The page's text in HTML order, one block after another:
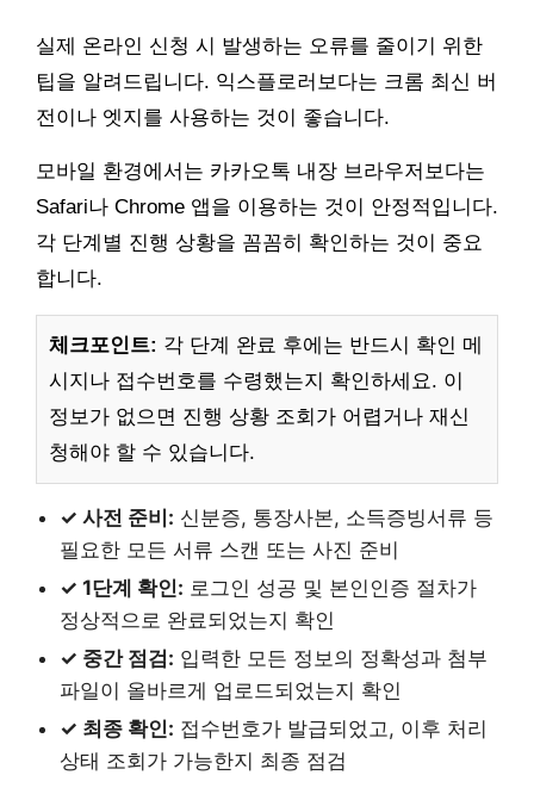
실제 온라인 신청 시 발생하는 오류를 줄이기 위한
팁을 알려드립니다. 익스플로러보다는 크롬 최신 버
전이나 엣지를 사용하는 것이 좋습니다.
모바일 환경에서는 카카오톡 내장 브라우저보다는
Safari나 Chrome 앱을 이용하는 것이 안정적입니다.
각 단계별 진행 상황을 꼼꼼히 확인하는 것이 중요
합니다.
체크포인트: 각 단계 완료 후에는 반드시 확인 메
시지나 접수번호를 수령했는지 확인하세요. 이
정보가 없으면 진행 상황 조회가 어렵거나 재신
청해야 할 수 있습니다.
✓ 사전 준비: 신분증, 통장사본, 소득증빙서류 등
필요한 모든 서류 스캔 또는 사진 준비
✓ 1단계 확인: 로그인 성공 및 본인인증 절차가
정상적으로 완료되었는지 확인
✓ 중간 점검: 입력한 모든 정보의 정확성과 첨부
파일이 올바르게 업로드되었는지 확인
✓ 최종 확인: 접수번호가 발급되었고, 이후 처리
상태 조회가 가능한지 최종 점검